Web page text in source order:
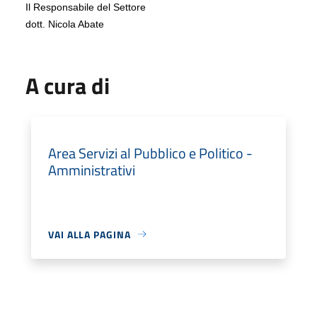
Il Responsabile del Settore
dott. Nicola Abate
A cura di
Area Servizi al Pubblico e Politico -
Amministrativi
VAI ALLA PAGINA